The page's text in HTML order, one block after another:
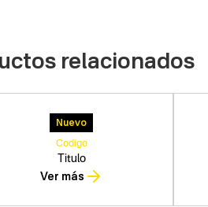
relacionados
Nuevo
Titulo
Codigo
Ver más